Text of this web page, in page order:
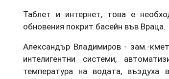
Таблет и интернет, това е
обновения покрит басейн във Враца.
Александър Владимиров - зам.-
интелигентни системи,
температура на водата, въздуха